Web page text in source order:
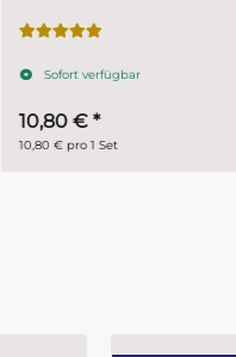
Sofort verfügbar
10,80 € *
10,80 € pro 1 Set